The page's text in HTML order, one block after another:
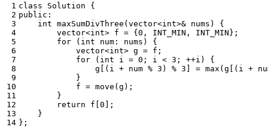
class Solution
{
public :
int maxSumDivThree (vector<int>& nums )
{
vector<int> f = {0 , INT_MIN , INT_MIN};
for
( int num : nums )
{
vector<int> g = f ;
for
( int i = 0 ; i < 3 ; ++i )
{
g [( i + num % 3 ) % 3 ] = max (g [( i +
}
f = move (g );
}
return
f [0 ];
}
};